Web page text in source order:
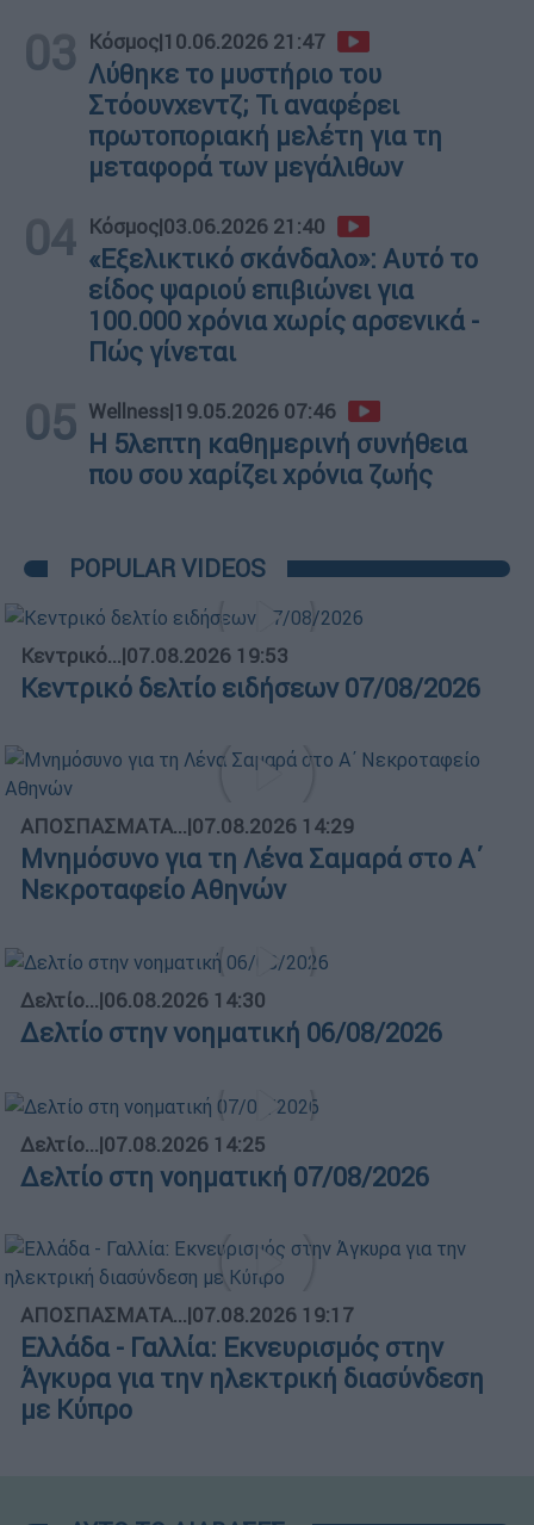
03 Κόσμος|10.06.2026 21:47
Λύθηκε το μυστήριο του
Στόουνχεντζ; Τι αναφέρει
πρωτοποριακή μελέτη για τη
μεταφορά των μεγάλιθων
04 Κόσμος|03.06.2026 21:40
«Εξελικτικό σκάνδαλο»: Αυτό το
είδος ψαριού επιβιώνει για
100.000 χρόνια χωρίς αρσενικά -
Πώς γίνεται
05 Wellness|19.05.2026 07:46
Η 5λεπτη καθημερινή συνήθεια
που σου χαρίζει χρόνια ζωής
POPULAR VIDEOS
Κεντρικό...|07.08.2026 19:53
Κεντρικό δελτίο ειδήσεων 07/08/2026
ΑΠΟΣΠΑΣΜΑΤΑ...|07.08.2026 14:29
Μνημόσυνο για τη Λένα Σαμαρά στο Α΄
Νεκροταφείο Αθηνών
Δελτίο...|06.08.2026 14:30
Δελτίο στην νοηματική 06/08/2026
Δελτίο...|07.08.2026 14:25
Δελτίο στη νοηματική 07/08/2026
ΑΠΟΣΠΑΣΜΑΤΑ...|07.08.2026 19:17
Ελλάδα - Γαλλία: Εκνευρισμός στην
Άγκυρα για την ηλεκτρική διασύνδεση
με Κύπρο